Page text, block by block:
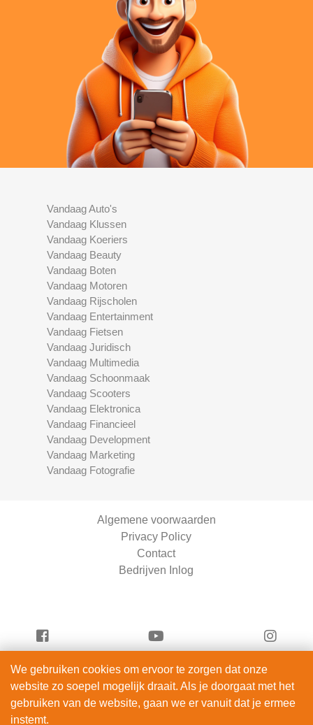
Vandaag Auto's
Vandaag Klussen
Vandaag Koeriers
Vandaag Beauty
Vandaag Boten
Vandaag Motoren
Vandaag Rijscholen
Vandaag Entertainment
Vandaag Fietsen
Vandaag Juridisch
Vandaag Multimedia
Vandaag Schoonmaak
Vandaag Scooters
Vandaag Elektronica
Vandaag Financieel
Vandaag Development
Vandaag Marketing
Vandaag Fotografie
Algemene voorwaarden
Privacy Policy
Contact
Bedrijven Inlog
Vandaag Fietsen is onderdeel van
ServiceRight B.V. | KVK 90914872
We gebruiken cookies om ervoor te zorgen dat onze
website zo soepel mogelijk draait. Als je doorgaat met het
gebruiken van de website, gaan we er vanuit dat je ermee
instemt.